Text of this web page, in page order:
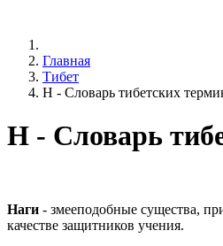
Главная
Тибет
Н - Словарь тибетских
Н - Словарь
Наги - змееподобные существа,
качестве защитников учения.